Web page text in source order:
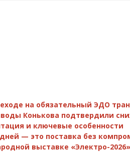
на обязательный ЭДО
Конькова подтвердили
и ключевые особенности
— это поставка без
выставке «Электро-2026»